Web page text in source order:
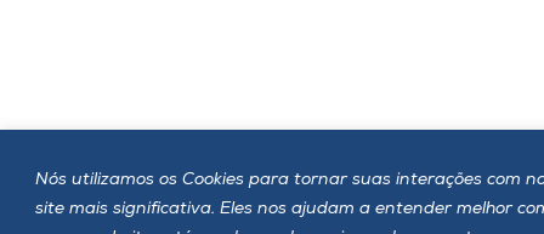
Nós utilizamos os Cookies para tornar suas interações com
site mais significativa. Eles nos ajudam a entender melhor